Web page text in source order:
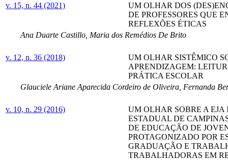
v. 15, n. 44 (2021)
UM OLHAR DOS
DE PROFESSORES QUE
REFLEXÕES ÉTICAS
Ana Duarte Castillo, Maria dos Remédios De Brito
v. 12, n. 36 (2018)
UM OLHAR SISTÊMICO
APRENDIZAGEM:
PRÁTICA ESCOLAR
Glauciele Ariane Aparecida Cordeiro de Oliveira, Fernanda
v. 10, n. 29 (2016)
UM OLHAR SOBRE A
ESTADUAL DE
DE EDUCAÇÃO DE
PROTAGONIZADO POR
GRADUAÇÃO E
TRABALHADORAS EM